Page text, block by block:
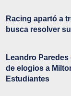
Racing apartó a
busca resolver
Leandro
de elogios a
Estudiantes